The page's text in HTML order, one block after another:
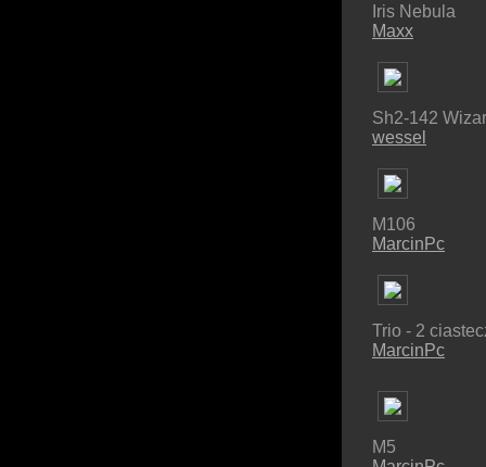
Iris Nebula
Maxx
Sh2-142
wessel
M106
MarcinPc
Trio - 2
MarcinPc
M5